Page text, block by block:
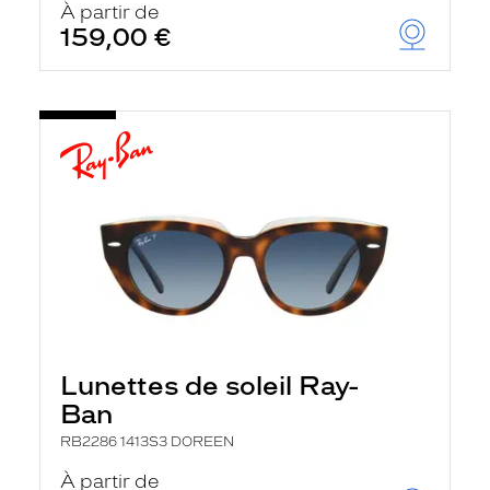
À partir de
159,00 €
Lunettes de soleil Ray-
Ban
RB2286 1413S3 DOREEN
À partir de